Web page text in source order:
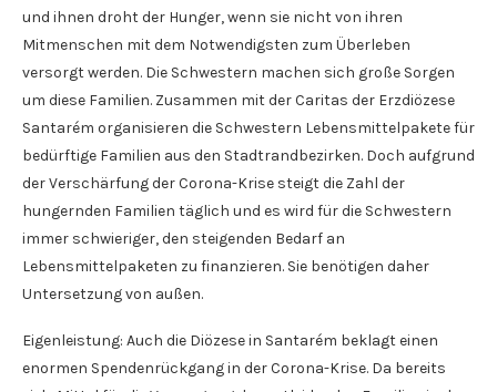
und ihnen droht der Hunger, wenn sie nicht von ihren
Mitmenschen mit dem Notwendigsten zum Überleben
versorgt werden. Die Schwestern machen sich große Sorgen
um diese Familien. Zusammen mit der Caritas der Erzdiözese
Santarém organisieren die Schwestern Lebensmittelpakete für
bedürftige Familien aus den Stadtrandbezirken. Doch aufgrund
der Verschärfung der Corona-Krise steigt die Zahl der
hungernden Familien täglich und es wird für die Schwestern
immer schwieriger, den steigenden Bedarf an
Lebensmittelpaketen zu finanzieren. Sie benötigen daher
Untersetzung von außen.
Eigenleistung: Auch die Diözese in Santarém beklagt einen
enormen Spendenrückgang in der Corona-Krise. Da bereits